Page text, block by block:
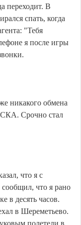
переходит. В
спать, когда
"Тебя
я после игры
никакого обмена
СКА. Срочно стал
что я с
что я рано
в десять часов.
в Шереметьево.